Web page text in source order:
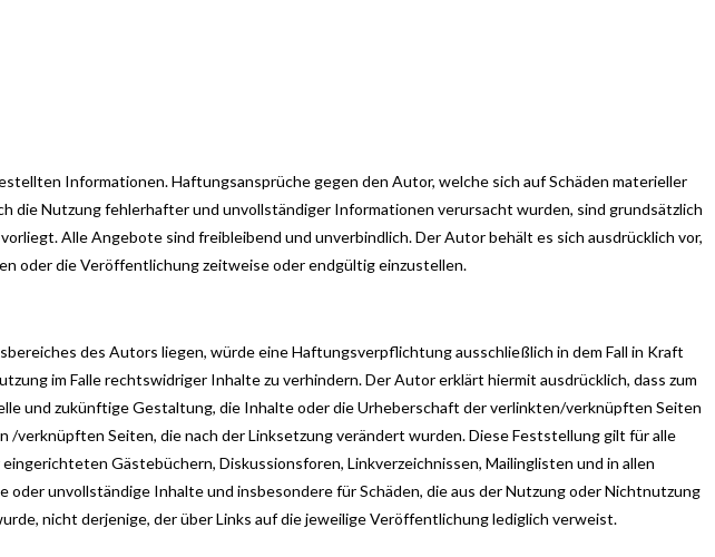
Informationen. Haftungsansprüche gegen den Autor, welche sich auf Schäden materieller
Nutzung fehlerhafter und unvollständiger Informationen verursacht wurden, sind grundsätzlich
Alle Angebote sind freibleibend und unverbindlich. Der Autor behält es sich ausdrücklich vor,
oder die Veröffentlichung zeitweise oder endgültig einzustellen.
des Autors liegen, würde eine Haftungsverpflichtung ausschließlich in dem Fall in Kraft
im Falle rechtswidriger Inhalte zu verhindern. Der Autor erklärt hiermit ausdrücklich, dass zum
und zukünftige Gestaltung, die Inhalte oder die Urheberschaft der verlinkten/verknüpften Seiten
verknüpften Seiten, die nach der Linksetzung verändert wurden. Diese Feststellung gilt für alle
Gästebüchern, Diskussionsforen, Linkverzeichnissen, Mailinglisten und in allen
unvollständige Inhalte und insbesondere für Schäden, die aus der Nutzung oder Nichtnutzung
nicht derjenige, der über Links auf die jeweilige Veröffentlichung lediglich verweist.